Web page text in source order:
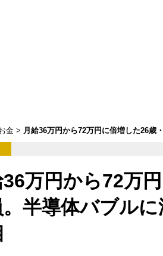
金 月給36万円から72万円に倍増した26歳
36万円から72万
半導体バブル